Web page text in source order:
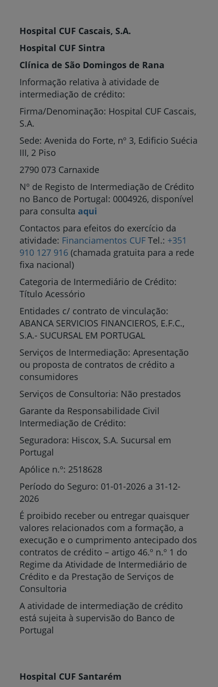
Hospital CUF Cascais, S.A.
Hospital CUF Sintra
Clínica de São Domingos de Rana
Informação relativa à atividade de
intermediação de crédito:
Firma/Denominação: Hospital CUF Cascais,
S.A.
Sede: Avenida do Forte, nº 3, Edificio Suécia
III, 2 Piso
2790 073 Carnaxide
Nº de Registo de Intermediação de Crédito
no Banco de Portugal: 0004926, disponível
para consulta aqui
Contactos para efeitos do exercício da
atividade: Financiamentos CUF Tel.: +351
910 127 916 (chamada gratuita para a rede
fixa nacional)
Categoria de Intermediário de Crédito:
Título Acessório
Entidades c/ contrato de vinculação:
ABANCA SERVICIOS FINANCIEROS, E.F.C.,
S.A.- SUCURSAL EM PORTUGAL
Serviços de Intermediação: Apresentação
ou proposta de contratos de crédito a
consumidores
Serviços de Consultoria: Não prestados
Garante da Responsabilidade Civil
Intermediação de Crédito:
Seguradora: Hiscox, S.A. Sucursal em
Portugal
Apólice n.º: 2518628
Período do Seguro: 01-01-2026 a 31-12-
2026
É proibido receber ou entregar quaisquer
valores relacionados com a formação, a
execução e o cumprimento antecipado dos
contratos de crédito – artigo 46.º n.º 1 do
Regime da Atividade de Intermediário de
Crédito e da Prestação de Serviços de
Consultoria
A atividade de intermediação de crédito
está sujeita à supervisão do Banco de
Portugal
Hospital CUF Santarém